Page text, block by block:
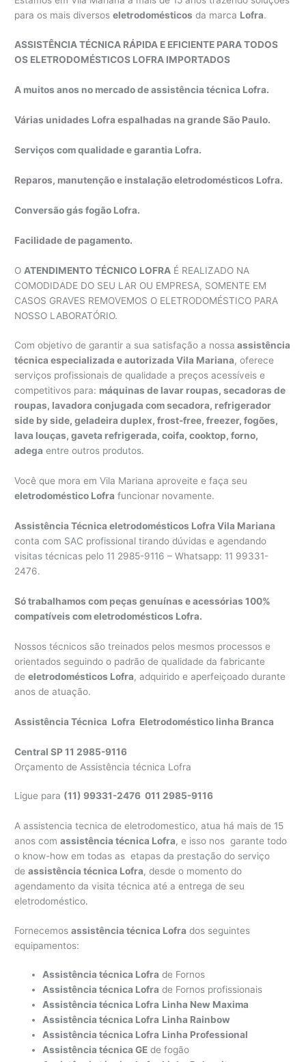
para os mais diversoseletrodomésticos da marca Lofra.
ASSISTÊNCIA TÉCNICA RÁPIDA E EFICIENTE PARA TODOS
OS ELETRODOMÉSTICOS LOFRA IMPORTADOS
A muitos anos no mercado de assistência técnica Lofra.
Várias unidades Lofra espalhadas na grande São Paulo.
Serviços com qualidade e garantia Lofra.
Reparos, manutenção e instalação eletrodomésticos Lofra.
Conversão gás fogão Lofra.
Facilidade de pagamento.
O ATENDIMENTO TÉCNICO LOFRA É REALIZADO NA
COMODIDADE DO SEU LAR OU EMPRESA, SOMENTE EM
CASOS GRAVES REMOVEMOS O ELETRODOMÉSTICO PARA
NOSSO LABORATÓRIO.
Com objetivo de garantir a sua satisfação a nossa assistência
técnica especializada e autorizada Vila Mariana, oferece
serviços profissionais de qualidade a preços acessíveis e
competitivos para: máquinas de lavar roupas, secadoras de
roupas, lavadora conjugada com secadora, refrigerador
side by side, geladeira duplex, frost-free, freezer, fogões,
lava louças, gaveta refrigerada, coifa, cooktop, forno,
adega entre outros produtos.
Você que mora em Vila Mariana aproveite e faça seu
eletrodoméstico Lofra funcionar novamente.
Assistência Técnica eletrodomésticos Lofra Vila Mariana
conta com SAC profissional tirando dúvidas e agendando
visitas técnicas pelo 11 2985-9116 – Whatsapp: 11 99331-
2476.
Só trabalhamos com peças genuínas e acessórias 100%
compatíveis com eletrodomésticos Lofra.
Nossos técnicos são treinados pelos mesmos processos e
orientados seguindo o padrão de qualidade da fabricante
deeletrodomésticos Lofra, adquirido e aperfeiçoado durante
anos de atuação.
Assistência Técnica Lofra Eletrodoméstico linha Branca
Central SP 11 2985-9116
Orçamento de Assistência técnica Lofra
Ligue para (11) 99331-2476 011 2985-9116
A assistencia tecnica de eletrodomestico, atua há mais de 15
anos comassistência técnica Lofra, e isso nos garante todo
o know-how em todas as etapas da prestação do serviço
deassistência técnica Lofra, desde o momento do
agendamento da visita técnica até a entrega de seu
eletrodoméstico.
Fornecemosassistência técnica Lofra dos seguintes
equipamentos:
Assistência técnica Lofra de Fornos
Assistência técnica Lofra de Fornos profissionais
Assistência técnica Lofra Linha New Maxima
Assistência técnica Lofra Linha Rainbow
Assistência técnica Lofra Linha Professional
Assistência técnica GE de fogão